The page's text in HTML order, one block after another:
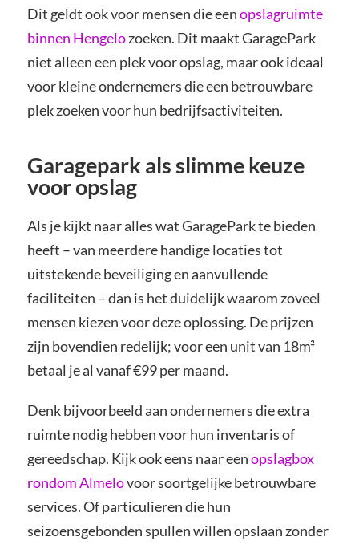
Dit geldt ook voor mensen die eenopslagruimte
binnen Hengelozoeken. Dit maakt GaragePark
niet alleen een plek voor opslag, maar ook ideaal
voor kleine ondernemers die een betrouwbare
plek zoeken voor hun bedrijfsactiviteiten.
Garagepark als slimme keuze
voor opslag
Als je kijkt naar alles wat GaragePark te bieden
heeft – van meerdere handige locaties tot
uitstekende beveiliging en aanvullende
faciliteiten – dan is het duidelijk waarom zoveel
mensen kiezen voor deze oplossing. De prijzen
zijn bovendien redelijk; voor een unit van 18m²
betaal je al vanaf €99 per maand.
Denk bijvoorbeeld aan ondernemers die extra
ruimte nodig hebben voor hun inventaris of
gereedschap. Kijk ook eens naar eenopslagbox
rondom Almelovoor soortgelijke betrouwbare
services. Of particulieren die hun
seizoensgebonden spullen willen opslaan zonder